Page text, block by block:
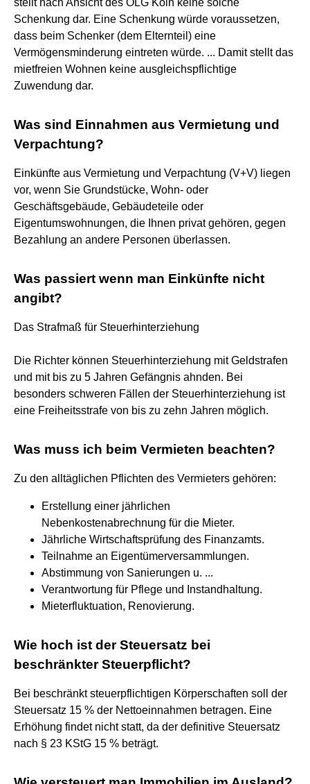
Schenkung dar. Eine Schenkung würde voraussetzen,
dass beim Schenker (dem Elternteil) eine
Vermögensminderung eintreten würde. ... Damit stellt das
mietfreien Wohnen keine ausgleichspflichtige
Zuwendung dar.
Was sind Einnahmen aus Vermietung und
Verpachtung?
Einkünfte aus Vermietung und Verpachtung (V+V) liegen
vor, wenn Sie Grundstücke, Wohn- oder
Geschäftsgebäude, Gebäudeteile oder
Eigentumswohnungen, die Ihnen privat gehören, gegen
Bezahlung an andere Personen überlassen.
Was passiert wenn man Einkünfte nicht
angibt?
Das Strafmaß für Steuerhinterziehung
Die Richter können Steuerhinterziehung mit Geldstrafen
und mit bis zu 5 Jahren Gefängnis ahnden. Bei
besonders schweren Fällen der Steuerhinterziehung ist
eine Freiheitsstrafe von bis zu zehn Jahren möglich.
Was muss ich beim Vermieten beachten?
Zu den alltäglichen Pflichten des Vermieters gehören:
Erstellung einer jährlichen
Nebenkostenabrechnung für die Mieter.
Jährliche Wirtschaftsprüfung des Finanzamts.
Teilnahme an Eigentümerversammlungen.
Abstimmung von Sanierungen u. ...
Verantwortung für Pflege und Instandhaltung.
Mieterfluktuation, Renovierung.
Wie hoch ist der Steuersatz bei
beschränkter Steuerpflicht?
Bei beschränkt steuerpflichtigen Körperschaften soll der
Steuersatz 15 % der Nettoeinnahmen betragen. Eine
Erhöhung findet nicht statt, da der definitive Steuersatz
nach § 23 KStG 15 % beträgt.